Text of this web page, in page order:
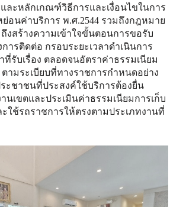
ละหลักเกณฑ์วิธีการและเงื่อนไขในการ
ย่อนค่าบริการ พ.ศ.2544 รวมถึงกฎหมาย
งสร้างความเข้าใจขั้นตอนการขอรับ
ารติดต่อ กรอบระยะเวลาดำเนินการ
ที่รับเรื่อง ตลอดจนอัตราค่าธรรมเนียม
ามระเบียบที่ทางราชการกำหนดอย่าง
ระชาชนที่ประสงค์ใช้บริการต้องยื่น
นเขตและประเมินค่าธรรมเนียมการเก็บ
ใช้รถราชการให้ตรงตามประเภทงานที่